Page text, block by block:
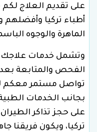
على تقديم العلاج
أطباء تركيا وأفضلهم
الماهرة والوجوه
وتشمل خدمات علاجك
الفحص والمتابعة بعد
تواصل مستمر معكم
بجانب الخدمات
على حجز تذاكر
تركيا، ويكون فريقنا